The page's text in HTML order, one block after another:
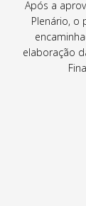
Após a
Plenário, o
elaboração